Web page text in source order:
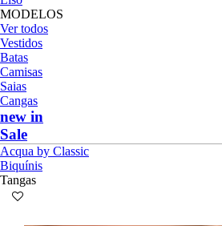
MODELOS
Ver todos
Vestidos
Batas
Camisas
Saias
Cangas
new in
Sale
Acqua by Classic
Biquínis
Tangas